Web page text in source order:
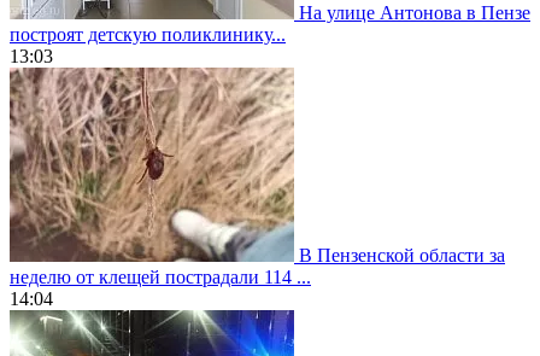
На улице Антонова в Пензе
построят детскую поликлинику...
13:03
В Пензенской области за
неделю от клещей пострадали 114 ...
14:04